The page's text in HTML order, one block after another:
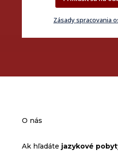
Zásady spracovania
O nás
Ak hľadáte jazykové